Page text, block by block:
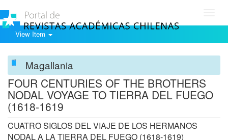
View Item
Magallania
FOUR CENTURIES OF THE BROTHERS
NODAL VOYAGE TO TIERRA DEL FUEGO
(1618-1619
CUATRO SIGLOS DEL VIAJE DE LOS HERMANOS
NODAL A LA TIERRA DEL FUEGO (1618-1619)